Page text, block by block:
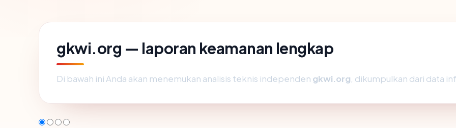
gkwi.org — laporan keamanan lengkap
Di bawah ini Anda akan menemukan analisis teknis independen gkwi.org , dikumpulkan dari data